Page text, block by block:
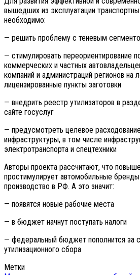
вышедших из эксплуатации
необходимо:
— решить проблему с теневым
— стимулировать переориентирование
коммерческих и частных
компаний и администраций регионов на
лицензированные пункты заготовки
— внедрить реестр утилизаторов в
сайте госуслуг
— предусмотреть целевое
инфраструктуры, в том числе
электротранспорта и спецтехники
Авторы проекта рассчитают, что
простимулирует автомобильные
производство в РФ. А это значит:
— появятся новые рабочие места
— в бюджет начнут поступать налоги
— федеральный бюджет пополнится за
утилизационного сбора
Метки